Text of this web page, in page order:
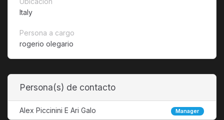
Italy
Persona a cargo
rogerio olegario
Persona(s) de contacto
Alex Piccinini E Ari Galo Manager